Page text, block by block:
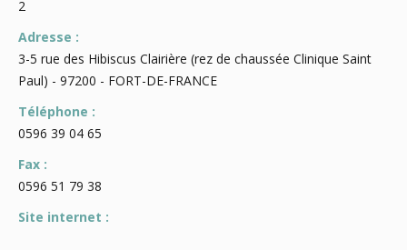
2
Adresse :
3-5 rue des Hibiscus Clairière (rez de chaussée Clinique Saint
Paul) - 97200 - FORT-DE-FRANCE
Téléphone :
0596 39 04 65
Fax :
0596 51 79 38
Site internet :